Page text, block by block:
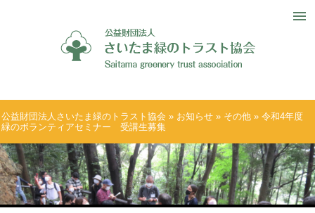
公益財団法人さいたま緑のトラスト協会 » お知らせ » その他 » 令和4年度
緑のボランティアセミナー 受講生募集